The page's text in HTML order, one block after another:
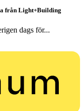
från Light+Building
dags för...